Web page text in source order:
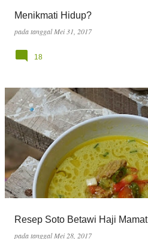
Menikmati Hidup?
pada tanggalMei 31, 2017
18
Resep Soto Betawi Haji Mamat
pada tanggalMei 28, 2017